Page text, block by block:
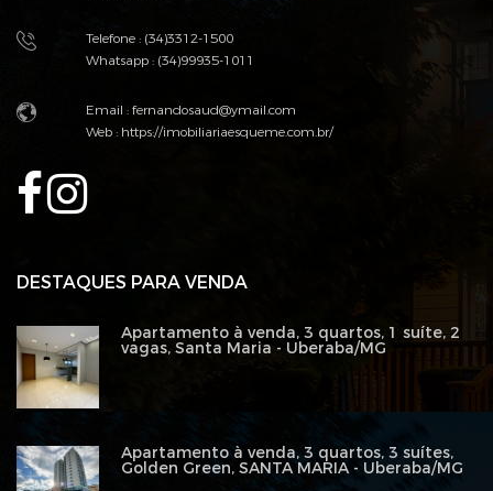
Telefone : (34)3312-1500
Whatsapp : (34)99935-1011
Email :fernandosaud@ymail.com
Web :https://imobiliariaesqueme.com.br/
DESTAQUES PARA VENDA
Apartamento à venda, 3 quartos, 1 suíte, 2
vagas, Santa Maria - Uberaba/MG
Apartamento à venda, 3 quartos, 3 suítes,
Golden Green, SANTA MARIA - Uberaba/MG